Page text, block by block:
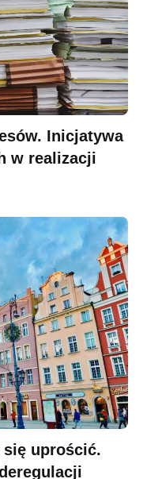
Inicjatywa
w realizacji
się uprościć.